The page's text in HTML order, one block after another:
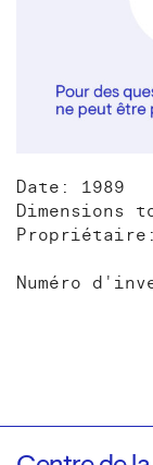
Date: 1989
Dimensions
Numéro